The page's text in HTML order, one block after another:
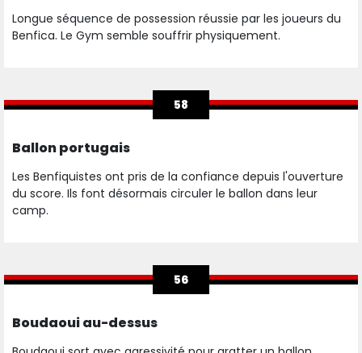
Longue séquence de possession réussie par les joueurs du
Benfica. Le Gym semble souffrir physiquement.
58
Ballon portugais
Les Benfiquistes ont pris de la confiance depuis l'ouverture
du score. Ils font désormais circuler le ballon dans leur
camp.
56
Boudaoui au-dessus